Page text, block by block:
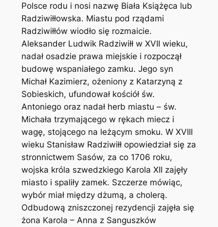
Polsce rodu i nosi nazwę Biała Książęca lub
Radziwiłłowska. Miastu pod rządami
Radziwiłłów wiodło się rozmaicie.
Aleksander Ludwik Radziwiłł w XVII wieku,
nadał osadzie prawa miejskie i rozpoczął
budowę wspaniałego zamku. Jego syn
Michał Kazimierz, ożeniony z Katarzyną z
Sobieskich, ufundował kościół św.
Antoniego oraz nadał herb miastu – św.
Michała trzymającego w rękach miecz i
wagę, stojącego na leżącym smoku. W XVIII
wieku Stanisław Radziwiłł opowiedział się za
stronnictwem Sasów, za co 1706 roku,
wojska króla szwedzkiego Karola XII zajęły
miasto i spaliły zamek. Szczerze mówiąc,
wybór miał między dżumą, a cholerą.
Odbudową zniszczonej rezydencji zajęła się
żona Karola – Anna z Sanguszków